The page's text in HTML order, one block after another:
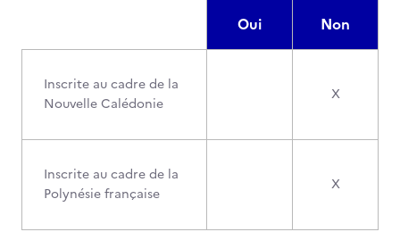
Oui Non
Inscrite au cadre de la
Nouvelle Calédonie
X
Inscrite au cadre de la
Polynésie française
X